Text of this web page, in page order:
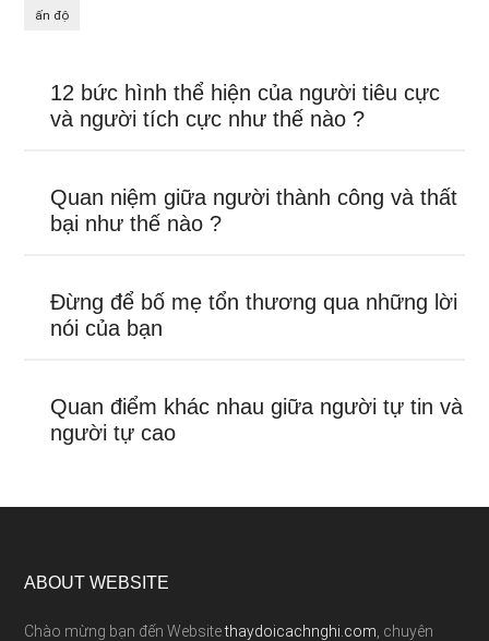
ấn độ
12 bức hình thể hiện của người tiêu cực
và người tích cực như thế nào ?
Quan niệm giữa người thành công và thất
bại như thế nào ?
Đừng để bố mẹ tổn thương qua những lời
nói của bạn
Quan điểm khác nhau giữa người tự tin và
người tự cao
ABOUT WEBSITE
Chào mừng bạn đến Websitethaydoicachnghi.com , chuyên